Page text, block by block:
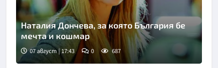
Наталия Дончева, за която България бе
мечта и кошмар
07 август | 17:43 0 687